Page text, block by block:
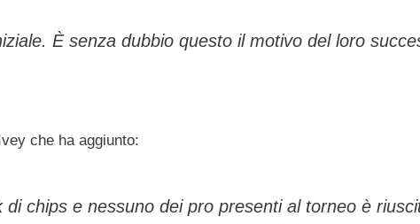
È senza dubbio questo il motivo del loro
che ha aggiunto:
chips e nessuno dei pro presenti al torneo è